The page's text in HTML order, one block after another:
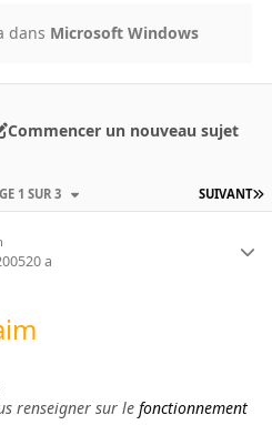
dans Microsoft Windows
Commencer un nouveau sujet
SUIVANT
1 SUR 3
20 a
renseigner sur le fonctionnement